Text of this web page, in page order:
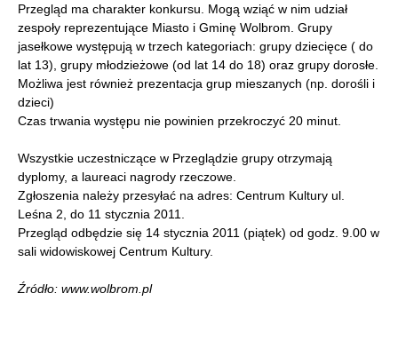
Przegląd ma charakter konkursu. Mogą wziąć w nim udział
zespoły reprezentujące Miasto i Gminę Wolbrom. Grupy
jasełkowe występują w trzech kategoriach: grupy dziecięce ( do
lat 13), grupy młodzieżowe (od lat 14 do 18) oraz grupy dorosłe.
Możliwa jest również prezentacja grup mieszanych (np. dorośli i
dzieci)
Czas trwania występu nie powinien przekroczyć 20 minut.
Wszystkie uczestniczące w Przeglądzie grupy otrzymają
dyplomy, a laureaci nagrody rzeczowe.
Zgłoszenia należy przesyłać na adres: Centrum Kultury ul.
Leśna 2, do 11 stycznia 2011.
Przegląd odbędzie się 14 stycznia 2011 (piątek) od godz. 9.00 w
sali widowiskowej Centrum Kultury.
Źródło: www.wolbrom.pl